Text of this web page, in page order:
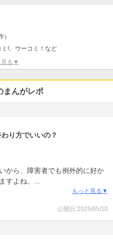
!、ウーコミ！など
見る▼
まんがレポ
り方でいいの？
から、障害者でも例外的に好か
すよね。
の圧力でそれ以外の障害者はま
要と読者に誤解を与えないでし
もっと見る▼
公開日:2025/05/10